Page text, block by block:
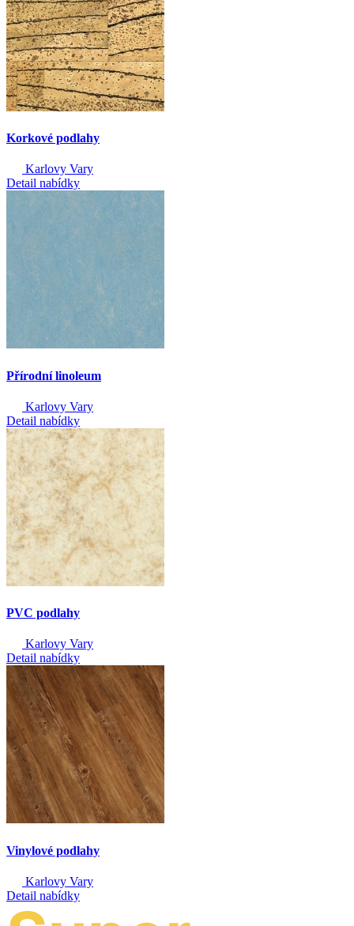
Korkové podlahy
Karlovy Vary
Detail nabídky
Přírodní linoleum
Karlovy Vary
Detail nabídky
PVC podlahy
Karlovy Vary
Detail nabídky
Vinylové podlahy
Karlovy Vary
Detail nabídky